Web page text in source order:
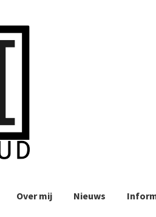
Over mij Nieuws